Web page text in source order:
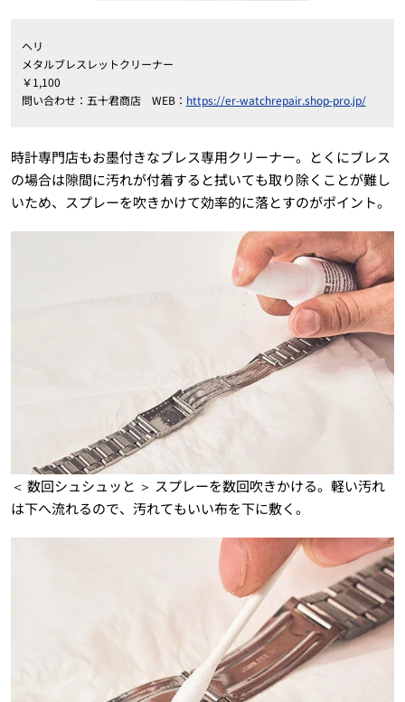
ヘリ
メタルブレスレットクリーナー
￥1,100
問い合わせ：五十君商店 WEB： https://er-watchrepair.shop-pro.jp/
時計専門店もお墨付きなブレス専用クリーナー。とくにブレス
の場合は隙間に汚れが付着すると拭いても取り除くことが難し
いため、スプレーを吹きかけて効率的に落とすのがポイント。
＜ 数回シュシュッと ＞ スプレーを数回吹きかける。軽い汚れ
は下へ流れるので、汚れてもいい布を下に敷く。